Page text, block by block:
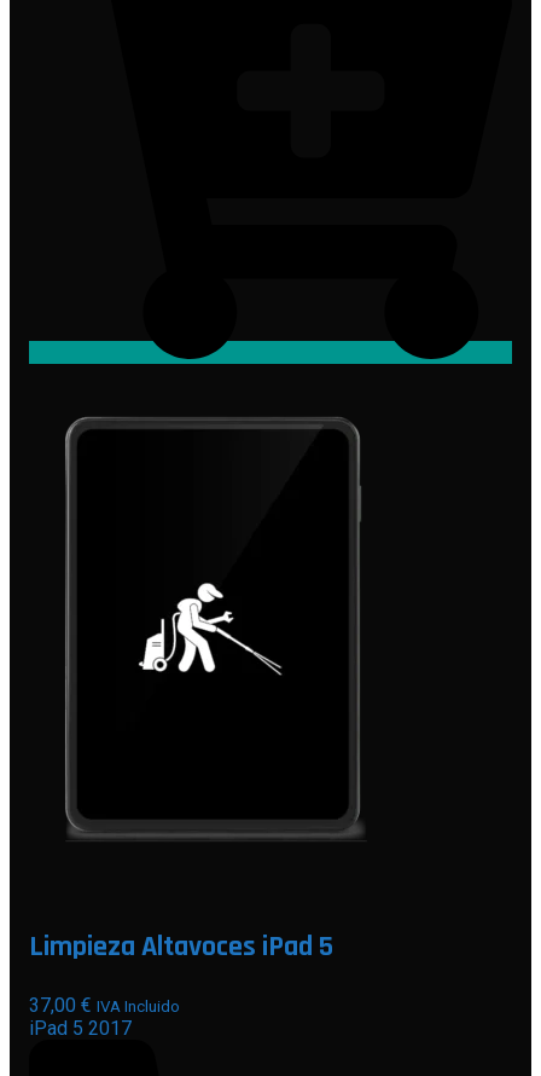
Limpieza Altavoces iPad 5
37,00 € IVA Incluido
iPad 5 2017